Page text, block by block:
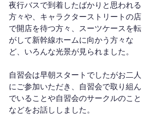
夜行バスで到着したばかりと思われる
方々や、キャラクターストリートの店
で開店を待つ方々、スーツケースを転
がして新幹線ホームに向かう方々な
ど、いろんな光景が見られました。
自習会は早朝スタートでしたがお二人
にご参加いただき、自習会で取り組ん
でいることや自習会のサークルのこと
などをお話ししました。